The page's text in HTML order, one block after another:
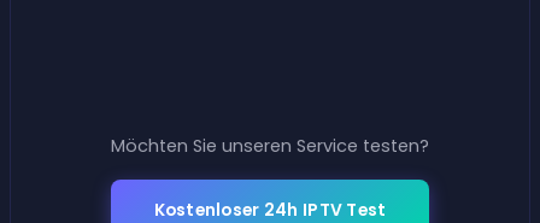
Möchten Sie unseren Service testen?
Kostenloser 24h IPTV Test